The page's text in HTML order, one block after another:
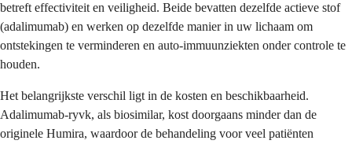
betreft effectiviteit en veiligheid. Beide bevatten dezelfde actieve stof
(adalimumab) en werken op dezelfde manier in uw lichaam om
ontstekingen te verminderen en auto-immuunziekten onder controle te
houden.
Het belangrijkste verschil ligt in de kosten en beschikbaarheid.
Adalimumab-ryvk, als biosimilar, kost doorgaans minder dan de
originele Humira, waardoor de behandeling voor veel patiënten